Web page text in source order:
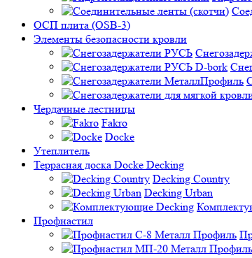
ОСП плита (OSB-3)
Элементы безопасности кровли
Чердачные лестницы
Fakro
Docke
Утеплитель
Террасная доска Docke Decking
Decking Country
Decking Urban
Профнастил